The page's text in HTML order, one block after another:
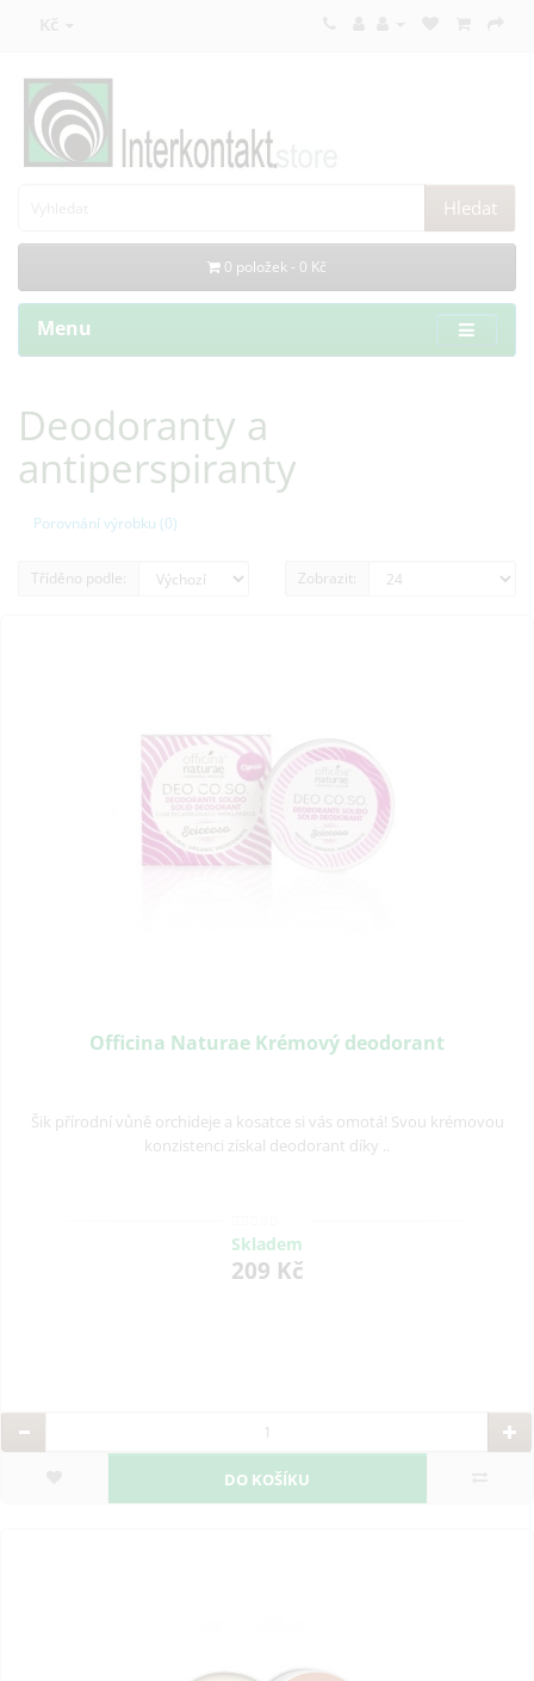
Kč
Hledat
0 položek - 0 Kč
Menu
Deodoranty a
antiperspiranty
Porovnání výrobku (0)
Tříděno podle: Zobrazit:
Officina Naturae Krémový deodorant
Šik přírodní vůně orchideje a kosatce si vás omotá! Svou krémovou
konzistenci získal deodorant díky ..
Skladem
209 Kč
DO KOŠÍKU